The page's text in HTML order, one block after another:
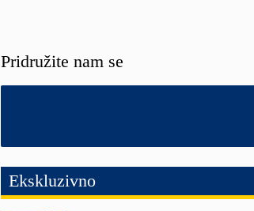
Pridružite nam se
Ekskluzivno